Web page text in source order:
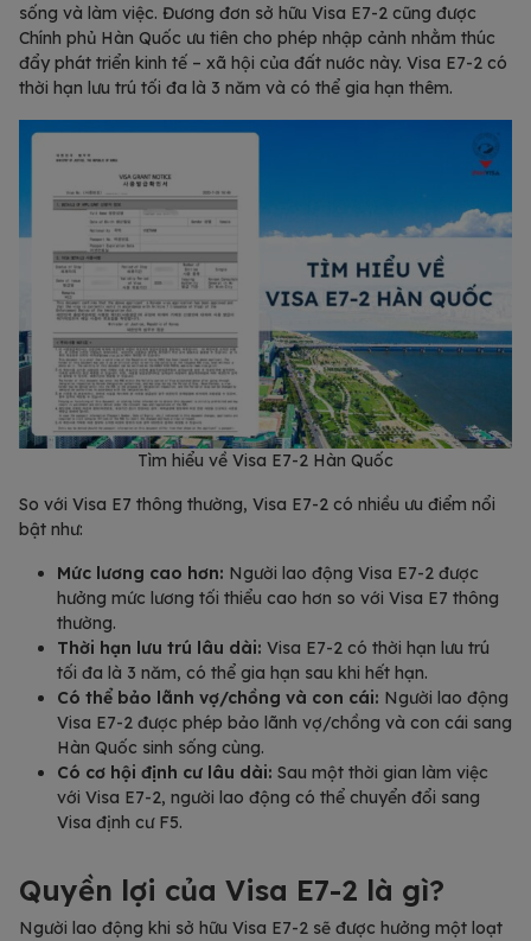
sống và làm việc. Đương đơn sở hữu Visa E7-2 cũng được
Chính phủ Hàn Quốc ưu tiên cho phép nhập cảnh nhằm thúc
đẩy phát triển kinh tế – xã hội của đất nước này. Visa E7-2 có
thời hạn lưu trú tối đa là 3 năm và có thể gia hạn thêm.
Tìm hiểu về Visa E7-2 Hàn Quốc
So với Visa E7 thông thường, Visa E7-2 có nhiều ưu điểm nổi
bật như:
Mức lương cao hơn: Người lao động Visa E7-2 được
hưởng mức lương tối thiểu cao hơn so với Visa E7 thông
thường.
Thời hạn lưu trú lâu dài: Visa E7-2 có thời hạn lưu trú
tối đa là 3 năm, có thể gia hạn sau khi hết hạn.
Có thể bảo lãnh vợ/chồng và con cái: Người lao động
Visa E7-2 được phép bảo lãnh vợ/chồng và con cái sang
Hàn Quốc sinh sống cùng.
Có cơ hội định cư lâu dài: Sau một thời gian làm việc
với Visa E7-2, người lao động có thể chuyển đổi sang
Visa định cư F5.
Quyền lợi của Visa E7-2 là gì?
Người lao động khi sở hữu Visa E7-2 sẽ được hưởng một loạt